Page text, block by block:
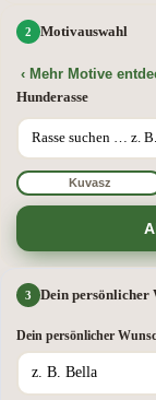
Motivauswahl
‹ Mehr Motive
Hunderasse
Kuvasz
Dein persönlicher
Dein persönlicher